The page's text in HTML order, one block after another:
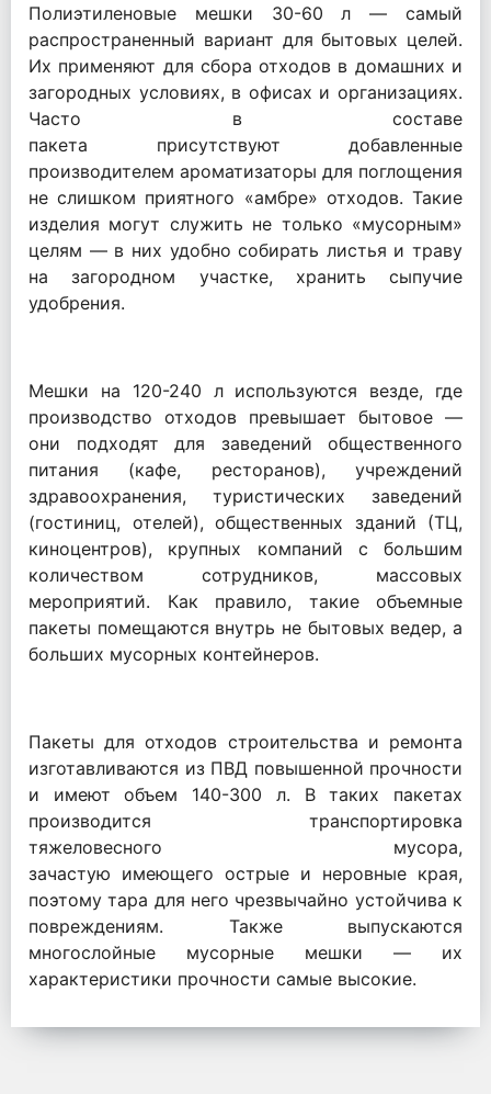
Полиэтиленовые мешки 30-60 л — самый
распространенный вариант для бытовых целей.
Их применяют для сбора отходов в домашних и
загородных условиях, в офисах и организациях.
Часто в составе
пакета присутствуют добавленные
производителем ароматизаторы для поглощения
не слишком приятного «амбре» отходов. Такие
изделия могут служить не только «мусорным»
целям — в них удобно собирать листья и траву
на загородном участке, хранить сыпучие
удобрения.
Мешки на 120-240 л используются везде, где
производство отходов превышает бытовое —
они подходят для заведений общественного
питания (кафе, ресторанов), учреждений
здравоохранения, туристических заведений
(гостиниц, отелей), общественных зданий (ТЦ,
киноцентров), крупных компаний с большим
количеством сотрудников, массовых
мероприятий. Как правило, такие объемные
пакеты помещаются внутрь не бытовых ведер, а
больших мусорных контейнеров.
Пакеты для отходов строительства и ремонта
изготавливаются из ПВД повышенной прочности
и имеют объем 140-300 л. В таких пакетах
производится транспортировка
тяжеловесного мусора,
зачастую имеющего острые и неровные края,
поэтому тара для него чрезвычайно устойчива к
повреждениям. Также выпускаются
многослойные мусорные мешки — их
характеристики прочности самые высокие.